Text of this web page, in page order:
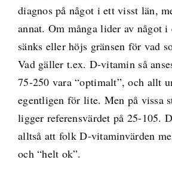
diagnos på något i ett visst län,
annat. Om många lider av något
sänks eller höjs gränsen för vad
Vad gäller t.ex. D-vitamin så
75-250 vara “optimalt”, och allt
egentligen för lite. Men på vissa
ligger referensvärdet på 25-105.
alltså att folk D-vitaminvärden
och “helt ok”.